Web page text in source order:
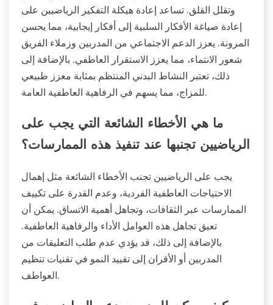
وتقلل القلق. تساعد إعادة هيكلة التفكير الرياضيين على
إعادة صياغة الأفكار السلبية إلى أفكار إيجابية، مما يحسن
المرونة. يعزز الدعم الاجتماعي من المدربين وزملاء الفريق
شعور الانتماء، مما يعزز الاستقرار العاطفي. بالإضافة إلى
ذلك، تعتبر النشاط البدني المنتظم بمثابة معزز طبيعي
للمزاج، مما يسهم في الرفاهية العاطفية العامة.
ما هي الأخطاء الشائعة التي يجب على
الرياضيين تجنبها عند تنفيذ هذه الممارسات؟
يجب على الرياضيين تجنب الأخطاء الشائعة مثل إهمال
الاحتياجات العاطفية الفردية، وعدم القدرة على تكييف
الممارسات عبر الثقافات، وتجاهل أهمية الاتساق. يمكن أن
تعيق تجاهل هذه العوامل الأداء والرفاهية العاطفية.
بالإضافة إلى ذلك، قد يؤدي عدم طلب التعليقات من
المدربين أو الأقران إلى تقييد النمو في تقنيات تنظيم
العواطف.